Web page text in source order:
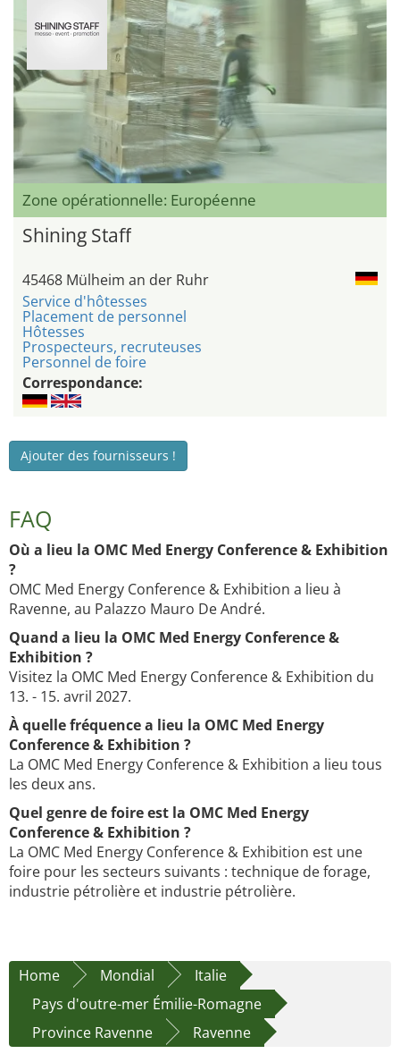
Zone opérationnelle: Européenne
Shining Staff
45468 Mülheim an der Ruhr
Service d'hôtesses
Placement de personnel
Hôtesses
Prospecteurs, recruteuses
Personnel de foire
Correspondance:
Ajouter des fournisseurs !
FAQ
Où a lieu la OMC Med Energy Conference & Exhibition
?
OMC Med Energy Conference & Exhibition a lieu à
Ravenne, au Palazzo Mauro De André.
Quand a lieu la OMC Med Energy Conference &
Exhibition ?
Visitez la OMC Med Energy Conference & Exhibition du
13. - 15. avril 2027.
À quelle fréquence a lieu la OMC Med Energy
Conference & Exhibition ?
La OMC Med Energy Conference & Exhibition a lieu tous
les deux ans.
Quel genre de foire est la OMC Med Energy
Conference & Exhibition ?
La OMC Med Energy Conference & Exhibition est une
foire pour les secteurs suivants : technique de forage,
industrie pétrolière et industrie pétrolière.
Home Mondial
Italie
Pays d'outre-mer Émilie-Romagne
Province Ravenne
Ravenne